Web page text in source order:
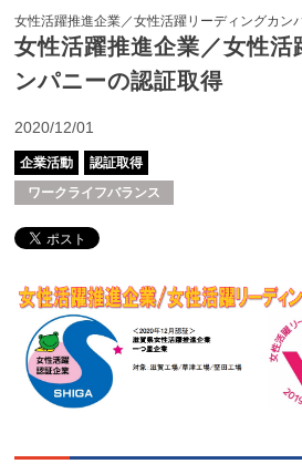
女性活躍推進企業／女性活躍リーディングカン
女性活躍推進企業／女性活
ンパニーの認証取得
2020/12/01
企業活動
認証取得
ワークライフバランス